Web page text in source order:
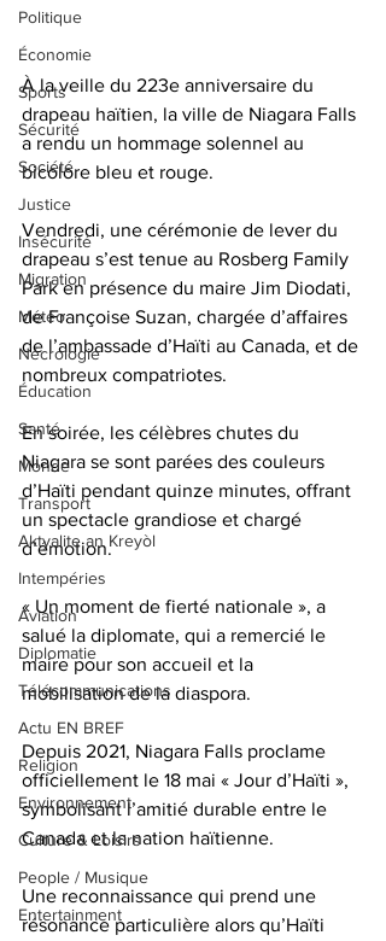
Politique
Économie
Sports
Sécurité
Société
Justice
Insécurité
Migration
Météo
Nécrologie
Éducation
Santé
Monde
Transport
Aktyalite an Kreyòl
Intempéries
Aviation
Diplomatie
Télécommunications
Actu EN BREF
Religion
Environnement
Culture & Loisirs
People / Musique
Entertainment
À la veille du 223e anniversaire du
drapeau haïtien, la ville de Niagara Falls
a rendu un hommage solennel au
bicolore bleu et rouge.
Vendredi, une cérémonie de lever du
drapeau s’est tenue au Rosberg Family
Park en présence du maire Jim Diodati,
de Françoise Suzan, chargée d’affaires
de l’ambassade d’Haïti au Canada, et de
nombreux compatriotes.
En soirée, les célèbres chutes du
Niagara se sont parées des couleurs
d’Haïti pendant quinze minutes, offrant
un spectacle grandiose et chargé
d’émotion.
« Un moment de fierté nationale », a
salué la diplomate, qui a remercié le
maire pour son accueil et la
mobilisation de la diaspora.
Depuis 2021, Niagara Falls proclame
officiellement le 18 mai « Jour d’Haïti »,
symbolisant l’amitié durable entre le
Canada et la nation haïtienne.
Une reconnaissance qui prend une
résonance particulière alors qu’Haïti